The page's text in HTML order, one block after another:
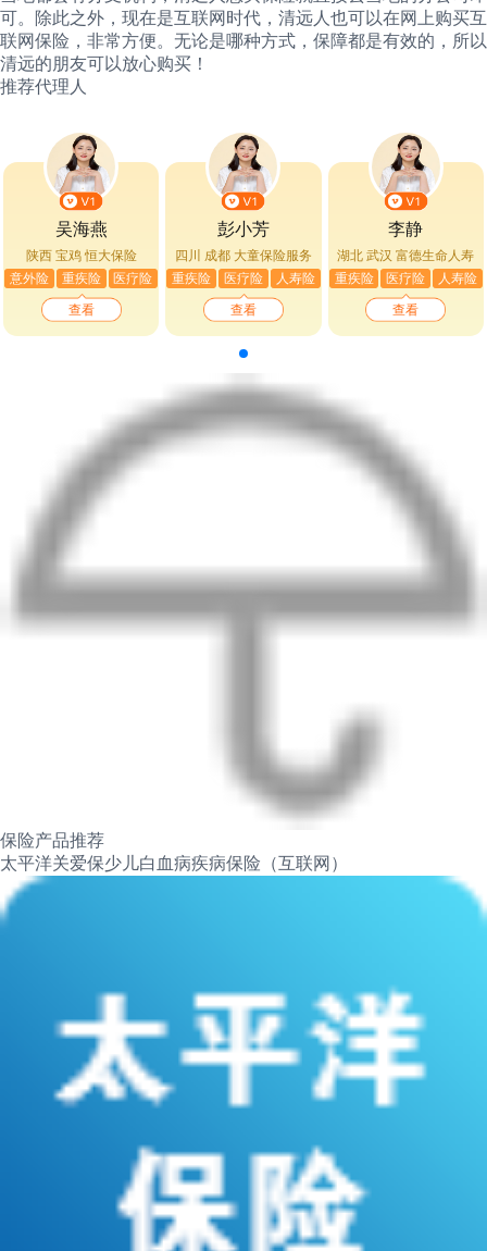
可。除此之外，现在是互联网时代，清远人也可以在网上购买互
联网保险，非常方便。无论是哪种方式，保障都是有效的，所以
清远的朋友可以放心购买！
推荐代理人
吴海燕
陕西 宝鸡恒大保险
意外险
重疾险 医疗险
查看
彭小芳
四川 成都 大童保险服务
重疾险
医疗险 人寿险
查看
李静
湖北 武汉富德生命人寿
重疾险
医疗险 人寿险
查看
保险产品推荐
太平洋关爱保少儿白血病疾病保险（互联网）